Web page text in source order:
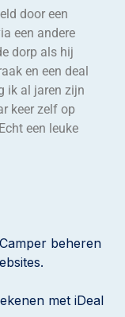
door een
een andere
dorp als hij
en een deal
ik al jaren zijn
keer zelf op
een leuke
beheren
met iDeal